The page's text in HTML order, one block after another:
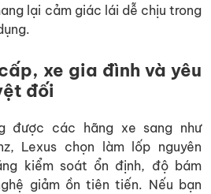
lại cảm giác lái dễ chịu trong
xe gia đình và yêu
đối
được các hãng xe sang như
Lexus chọn làm lốp nguyên
kiểm soát ổn định, độ bám
giảm ồn tiên tiến. Nếu bạn